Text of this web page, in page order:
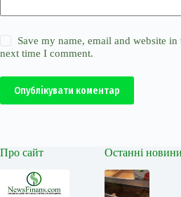
Save my name, email and website
next time I comment.
Опублікувати коментар
Про сайт Останні новини